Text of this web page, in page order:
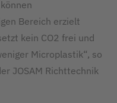
Bereich erzielt
kein CO2 frei und
Microplastik“, so
JOSAM Richttechnik